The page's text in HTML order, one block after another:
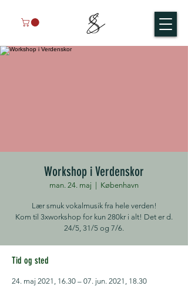
Workshop i Verdenskor
man. 24. maj København
Lær smuk vokalmusik fra hele verden!
Kom til 3xworkshop for kun 280kr i alt! Det er d.
24/5, 31/5 og 7/6.
Tid og sted
24. maj 2021, 16.30 – 07. jun. 2021, 18.30